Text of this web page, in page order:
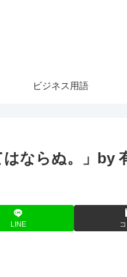
ビジネス用語
ならぬ。」by
LINE